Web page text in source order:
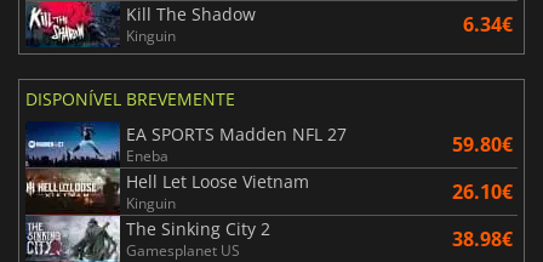
Kill The Shadow
Kinguin 6.34€
DISPONÍVEL BREVEMENTE
EA SPORTS Madden NFL 27
Eneba 59.80€
Hell Let Loose Vietnam
Kinguin 26.10€
The Sinking City 2
Gamesplanet US 38.98€